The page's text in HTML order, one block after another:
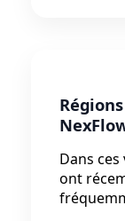
Dans
ont